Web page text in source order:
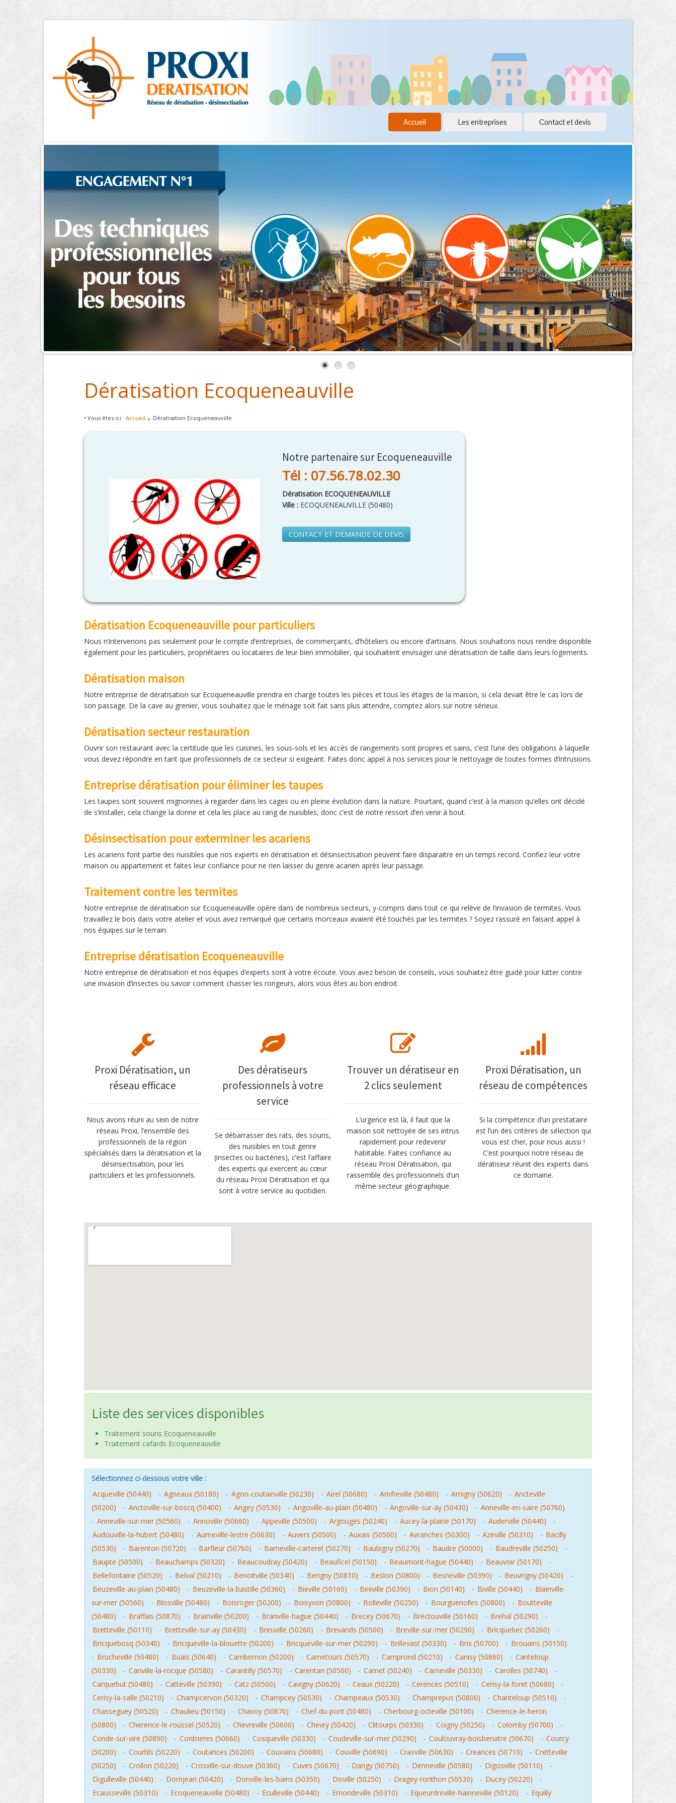
Accueil Les entreprises Contact et devis
Dératisation Ecoqueneauville
• Vous êtes ici : Accueil Dératisation Ecoqueneauville
Notre partenaire sur Ecoqueneauville
Tél : 07.56.78.02.30
Dératisation ECOQUENEAUVILLE
Ville : ECOQUENEAUVILLE (50480)
CONTACT ET DEMANDE DE DEVIS
Dératisation Ecoqueneauville pour particuliers
Nous n’intervenons pas seulement pour le compte d’entreprises, de commerçants, d’hôteliers ou encore d’artisans. Nous souhaitons nous rendre disponible
également pour les particuliers, propriétaires ou locataires de leur bien immobilier, qui souhaitent envisager une dératisation de taille dans leurs logements.
Dératisation maison
Notre entreprise de dératisation sur Ecoqueneauville prendra en charge toutes les pièces et tous les étages de la maison, si cela devait être le cas lors de
son passage. De la cave au grenier, vous souhaitez que le ménage soit fait sans plus attendre, comptez alors sur notre sérieux.
Dératisation secteur restauration
Ouvrir son restaurant avec la certitude que les cuisines, les sous-sols et les accès de rangements sont propres et sains, c’est l’une des obligations à laquelle
vous devez répondre en tant que professionnels de ce secteur si exigeant. Faites donc appel à nos services pour le nettoyage de toutes formes d’intrusions.
Entreprise dératisation pour éliminer les taupes
Les taupes sont souvent mignonnes à regarder dans les cages ou en pleine évolution dans la nature. Pourtant, quand c’est à la maison qu’elles ont décidé
de s’installer, cela change la donne et cela les place au rang de nuisibles, donc c’est de notre ressort d’en venir à bout.
Désinsectisation pour exterminer les acariens
Les acariens font partie des nuisibles que nos experts en dératisation et désinsectisation peuvent faire disparaitre en un temps record. Confiez leur votre
maison ou appartement et faites leur confiance pour ne rien laisser du genre acarien après leur passage.
Traitement contre les termites
Notre entreprise de dératisation sur Ecoqueneauville opère dans de nombreux secteurs, y-compris dans tout ce qui relève de l’invasion de termites. Vous
travaillez le bois dans votre atelier et vous avez remarqué que certains morceaux avaient été touchés par les termites ? Soyez rassuré en faisant appel à
nos équipes sur le terrain.
Entreprise dératisation Ecoqueneauville
Notre entreprise de dératisation et nos équipes d’experts sont à votre écoute. Vous avez besoin de conseils, vous souhaitez être guidé pour lutter contre
une invasion d’insectes ou savoir comment chasser les rongeurs, alors vous êtes au bon endroit.
Proxi Dératisation, un
réseau efficace
Nous avons réuni au sein de notre
réseau Proxi, l’ensemble des
professionnels de la région
spécialisés dans la dératisation et la
désinsectisation, pour les
particuliers et les professionnels.
Des dératiseurs
professionnels à votre
service
Se débarrasser des rats, des souris,
des nuisibles en tout genre
(insectes ou bactéries), c’est l’affaire
des experts qui exercent au cœur
du réseau Proxi Dératisation et qui
sont à votre service au quotidien.
Trouver un dératiseur en
2 clics seulement
L’urgence est là, il faut que la
maison soit nettoyée de ses intrus
rapidement pour redevenir
habitable. Faites confiance au
réseau Proxi Dératisation, qui
rassemble des professionnels d’un
même secteur géographique.
Proxi Dératisation, un
réseau de compétences
Si la compétence d’un prestataire
est l’un des critères de sélection qui
vous est cher, pour nous aussi !
C’est pourquoi notre réseau de
dératiseur réunit des experts dans
ce domaine.
Liste des services disponibles
Traitement souris Ecoqueneauville
Traitement cafards Ecoqueneauville
Sélectionnez ci-dessous votre ville :
Acqueville (50440)
- Agneaux (50180) - Agon-coutainville (50230) - Airel (50680) - Amfreville (50480) - Amigny (50620) - Ancteville
(50200)
- Anctoville-sur-boscq (50400) - Angey (50530) - Angoville-au-plain (50480) - Angoville-sur-ay (50430) - Anneville-en-saire (50760)
- Anneville-sur-mer (50560) - Annoville (50660) - Appeville (50500) - Argouges (50240) - Aucey-la-plaine (50170) - Auderville (50440)
-
Audouville-la-hubert (50480)
- Aumeville-lestre (50630) - Auvers (50500) - Auxais (50500) - Avranches (50300) - Azeville (50310) - Bacilly
(50530)
- Barenton (50720) - Barfleur (50760) - Barneville-carteret (50270) - Baubigny (50270) - Baudre (50000) - Baudreville (50250)
-
Baupte (50500)
- Beauchamps (50320) - Beaucoudray (50420) - Beauficel (50150) - Beaumont-hague (50440) - Beauvoir (50170)
-
Bellefontaine (50520)
- Belval (50210) - Benoitville (50340) - Berigny (50810) - Beslon (50800) - Besneville (50390) - Beuvrigny (50420)
-
Beuzeville-au-plain (50480)
- Beuzeville-la-bastille (50360) - Bieville (50160) - Biniville (50390) - Bion (50140) - Biville (50440) - Blainville-
sur-mer (50560)
- Blosville (50480) - Boisroger (50200) - Boisyvon (50800) - Bolleville (50250) - Bourguenolles (50800) - Boutteville
(50480)
- Braffais (50870) - Brainville (50200) - Branville-hague (50440) - Brecey (50670) - Brectouville (50160) - Brehal (50290)
-
Bretteville (50110)
- Bretteville-sur-ay (50430) - Breuville (50260) - Brevands (50500) - Breville-sur-mer (50290) - Bricquebec (50260)
-
Bricquebosq (50340)
- Bricqueville-la-blouette (50200) - Bricqueville-sur-mer (50290) - Brillevast (50330) - Brix (50700) - Brouains (50150)
- Brucheville (50480) - Buais (50640) - Cambernon (50200) - Cametours (50570) - Camprond (50210) - Canisy (50860) - Canteloup
(50330)
- Canville-la-rocque (50580) - Carantilly (50570) - Carentan (50500) - Carnet (50240) - Carneville (50330) - Carolles (50740)
-
Carquebut (50480)
- Catteville (50390) - Catz (50500) - Cavigny (50620) - Ceaux (50220) - Cerences (50510) - Cerisy-la-foret (50680)
-
Cerisy-la-salle (50210)
- Champcervon (50320) - Champcey (50530) - Champeaux (50530) - Champrepus (50800) - Chanteloup (50510)
-
Chasseguey (50520)
- Chaulieu (50150) - Chavoy (50870) - Chef-du-pont (50480) - Cherbourg-octeville (50100) - Cherence-le-heron
(50800)
- Cherence-le-roussel (50520) - Chevreville (50600) - Chevry (50420) - Clitourps (50330) - Coigny (50250) - Colomby (50700)
-
Conde-sur-vire (50890)
- Contrieres (50660) - Cosqueville (50330) - Coudeville-sur-mer (50290) - Coulouvray-boisbenatre (50670) - Courcy
(50200)
- Courtils (50220) - Coutances (50200) - Couvains (50680) - Couville (50690) - Crasville (50630) - Creances (50710) - Cretteville
(50250)
- Crollon (50220) - Crosville-sur-douve (50360) - Cuves (50670) - Dangy (50750) - Denneville (50580) - Digosville (50110)
-
Digulleville (50440)
- Domjean (50420) - Donville-les-bains (50350) - Doville (50250) - Dragey-ronthon (50530) - Ducey (50220)
-
Ecausseville (50310)
- Ecoqueneauville (50480) - Eculleville (50440) - Emondeville (50310) - Equeurdreville-hainneville (50120) - Equilly